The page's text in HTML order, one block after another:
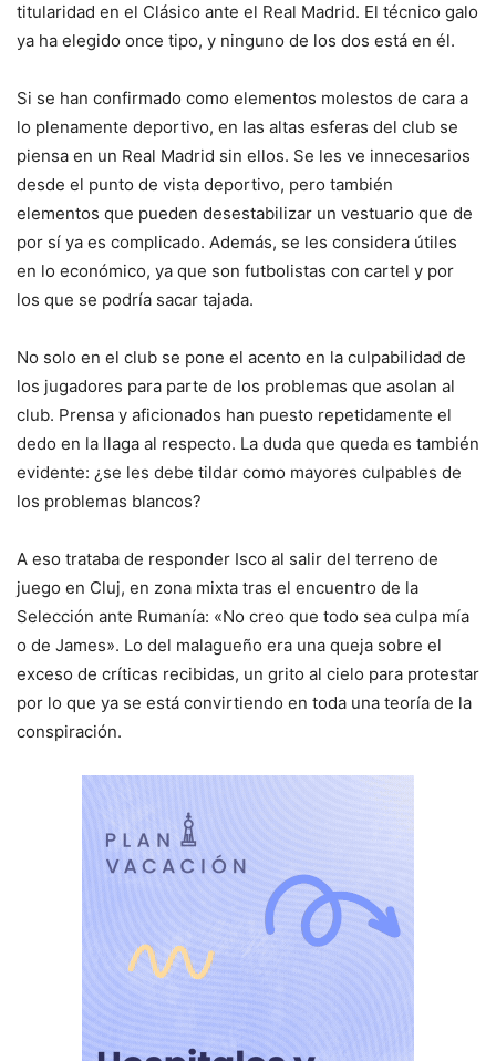
titularidad en el Clásico ante el Real Madrid. El técnico galo
ya ha elegido once tipo, y ninguno de los dos está en él.
Si se han confirmado como elementos molestos de cara a
lo plenamente deportivo, en las altas esferas del club se
piensa en un Real Madrid sin ellos. Se les ve innecesarios
desde el punto de vista deportivo, pero también
elementos que pueden desestabilizar un vestuario que de
por sí ya es complicado. Además, se les considera útiles
en lo económico, ya que son futbolistas con cartel y por
los que se podría sacar tajada.
No solo en el club se pone el acento en la culpabilidad de
los jugadores para parte de los problemas que asolan al
club. Prensa y aficionados han puesto repetidamente el
dedo en la llaga al respecto. La duda que queda es también
evidente: ¿se les debe tildar como mayores culpables de
los problemas blancos?
A eso trataba de responder Isco al salir del terreno de
juego en Cluj, en zona mixta tras el encuentro de la
Selección ante Rumanía: «No creo que todo sea culpa mía
o de James». Lo del malagueño era una queja sobre el
exceso de críticas recibidas, un grito al cielo para protestar
por lo que ya se está convirtiendo en toda una teoría de la
conspiración.